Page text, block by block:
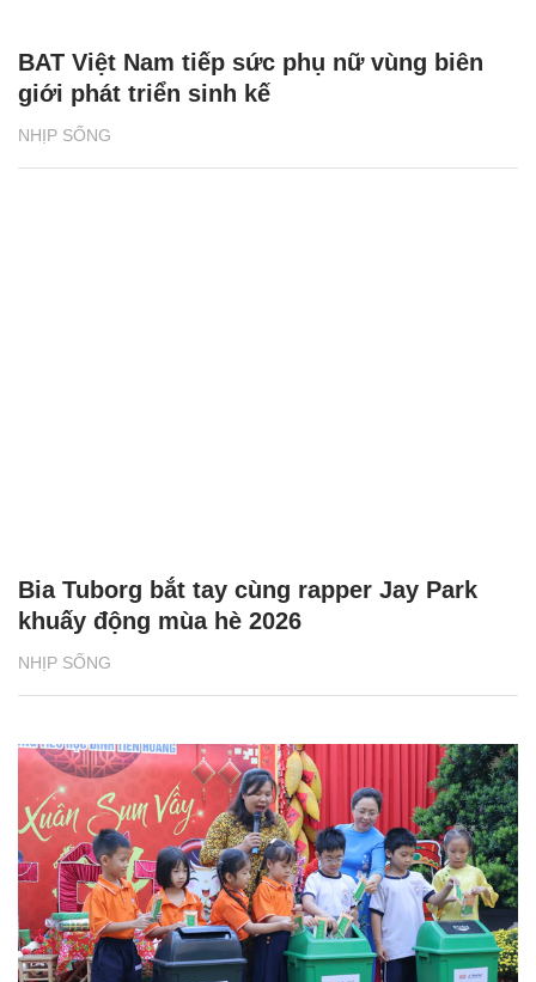
NHỊP SỐNG
BAT Việt Nam tiếp sức phụ nữ vùng biên
giới phát triển sinh kế
NHỊP SỐNG
Bia Tuborg bắt tay cùng rapper Jay Park
khuấy động mùa hè 2026